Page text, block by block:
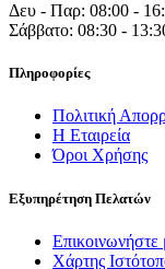
Δευ - Παρ: 08:00 -
Σάββατο: 08:30 -
Πληροφορίες
Πολιτική
Η Εταιρεία
Όροι Χρήσης
Εξυπηρέτηση Πελατών
Επικοινωνήστε
Χάρτης